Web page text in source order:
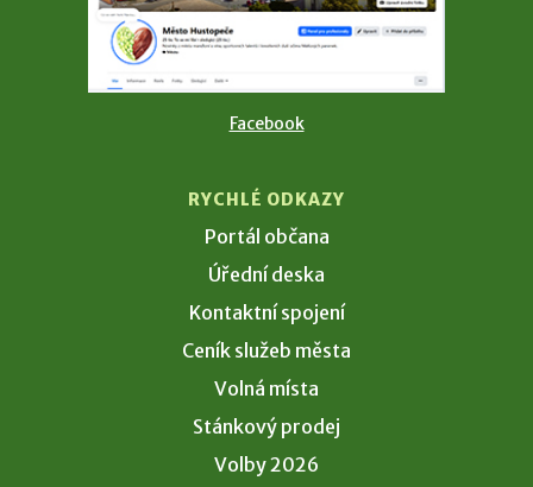
Facebook
RYCHLÉ ODKAZY
Portál občana
Úřední deska
Kontaktní spojení
Ceník služeb města
Volná místa
Stánkový prodej
Volby 2026